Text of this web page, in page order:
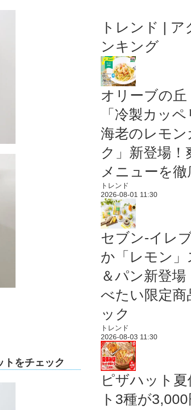
トをチェック
トレンド | ア
ンキング
オリーブの丘
「冷製カッ
海老のレモン
ク」新登場！
メニューを徹
トレンド
2026-08-01 11:30
セブン‐イレ
か「レモン」
＆パン新登場
べたい限定商
ック
トレンド
2026-08-03 11:30
ピザハット夏
ト3種が3,000